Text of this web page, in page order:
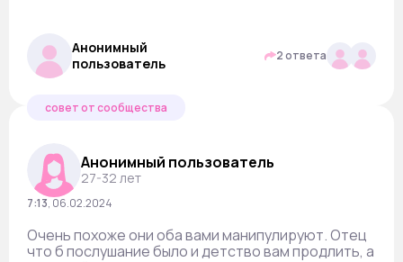
Анонимный
пользователь
2 ответа
совет от сообщества
Анонимный пользователь
27-32 лет
7:13, 06.02.2024
Очень похоже они оба вами манипулируют. Отец
что б послушание было и детство вам продлить, а